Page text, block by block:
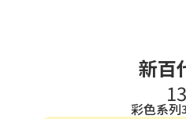
新百
13
彩色系列